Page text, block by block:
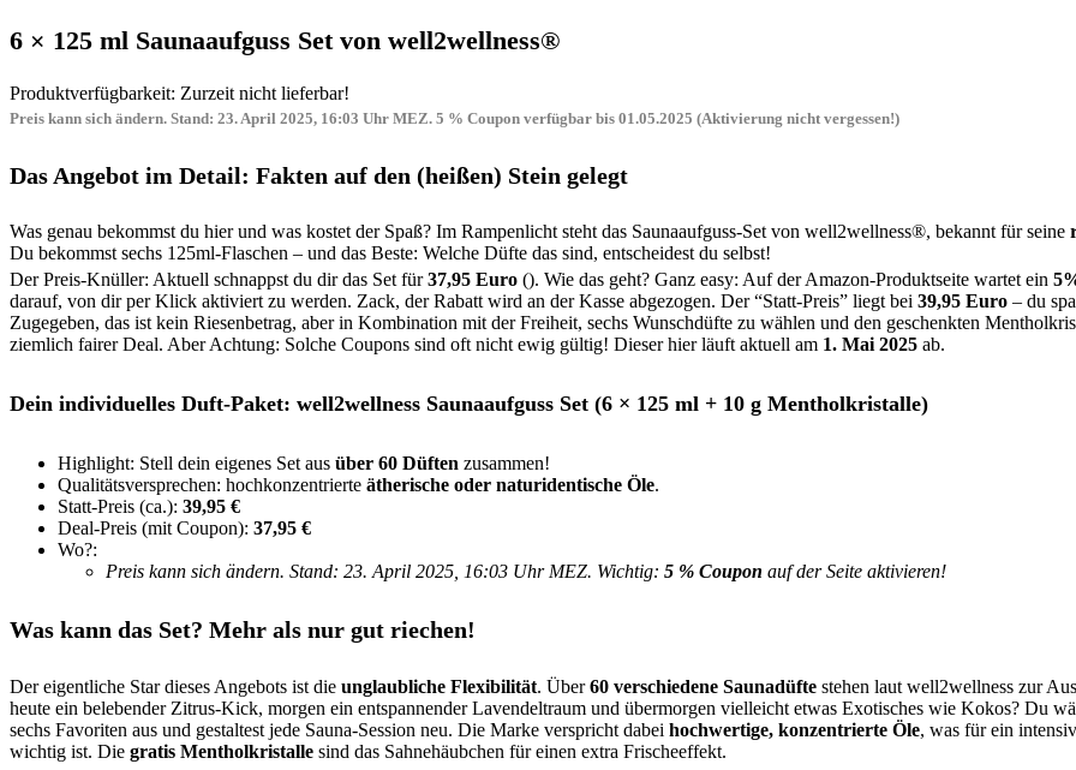
6 × 125 ml Saunaaufguss Set von well2wellness®
Produktverfügbarkeit: Zurzeit nicht lieferbar!
Preis kann sich ändern. Stand: 23. April 2025, 16:03 Uhr MEZ. 5 % Coupon verfügbar bis 01.05.2025 (Aktivierung nicht vergessen!)
Das Angebot im Detail: Fakten auf den (heißen) Stein gelegt
Was genau bekommst du hier und was kostet der Spaß? Im Rampenlicht steht das Saunaaufguss-Set von well2wellness®, bekannt für seine
Du bekommst sechs 125ml-Flaschen – und das Beste: Welche Düfte das sind, entscheidest du selbst!
Der Preis-Knüller: Aktuell schnappst du dir das Set für37,95 Euro (). Wie das geht? Ganz easy: Auf der Amazon-Produktseite wartet ein
darauf, von dir per Klick aktiviert zu werden. Zack, der Rabatt wird an der Kasse abgezogen. Der “Statt-Preis” liegt bei 39,95 Euro – du
Zugegeben, das ist kein Riesenbetrag, aber in Kombination mit der Freiheit, sechs Wunschdüfte zu wählen und den geschenkten
ziemlich fairer Deal. Aber Achtung: Solche Coupons sind oft nicht ewig gültig! Dieser hier läuft aktuell am 1. Mai 2025 ab.
Dein individuelles Duft-Paket: well2wellness Saunaaufguss Set (6 × 125 ml + 10 g Mentholkristalle)
Highlight: Stell dein eigenes Set aus über 60 Düften zusammen!
Qualitätsversprechen: hochkonzentrierte ätherische oder naturidentische Öle.
Statt-Preis (ca.): 39,95 €
Deal-Preis (mit Coupon): 37,95 €
Wo?:
Preis kann sich ändern. Stand: 23. April 2025, 16:03 Uhr MEZ. Wichtig: 5 % Coupon auf der Seite aktivieren!
Was kann das Set? Mehr als nur gut riechen!
Der eigentliche Star dieses Angebots ist die unglaubliche Flexibilität. Über60 verschiedene Saunadüfte stehen laut well2wellness zur
heute ein belebender Zitrus-Kick, morgen ein entspannender Lavendeltraum und übermorgen vielleicht etwas Exotisches wie Kokos? Du
sechs Favoriten aus und gestaltest jede Sauna-Session neu. Die Marke verspricht dabei hochwertige, konzentrierte Öle, was für ein
wichtig ist. Die gratis Mentholkristalle sind das Sahnehäubchen für einen extra Frischeeffekt.